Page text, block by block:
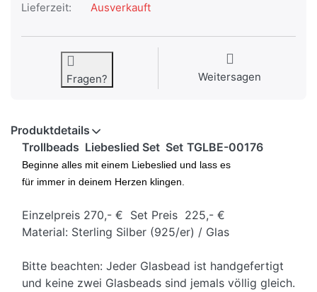
Lieferzeit: Ausverkauft
Fragen? Weitersagen
Produktdetails
Trollbeads Liebeslied Set Set TGLBE-00176
Beginne alles mit einem Liebeslied und lass es
für immer in deinem Herzen klingen.
Einzelpreis 270,- € Set Preis 225,- €
Material: Sterling Silber (925/er) / Glas
Bitte beachten: Jeder Glasbead ist handgefertigt
und keine zwei Glasbeads sind jemals völlig gleich.